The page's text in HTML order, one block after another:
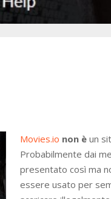
Movies.io non èun
Probabilmente dai
presentato così ma
essere usato per